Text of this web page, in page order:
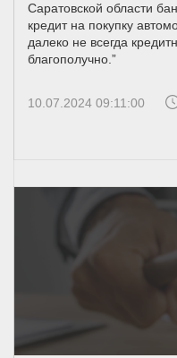
Саратовской области
кредит на покупку
далеко не всегда
благополучно.”
10.07.2024 09:11:00